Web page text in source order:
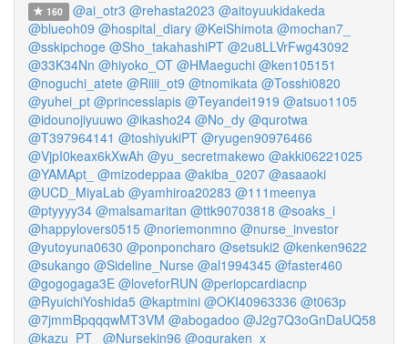
160 @ai_otr3 @rehasta2023 @aitoyuukidakeda
@blueoh09 @hospital_diary @KeiShimota @mochan7_
@sskipchoge @Sho_takahashiPT @2u8LLVrFwg43092
@33K34Nn @hiyoko_OT @HMaeguchi @ken105151
@noguchi_atete @Riiii_ot9 @tnomikata @Tosshi0820
@yuhei_pt @princesslapis @Teyandei1919 @atsuo1105
@idounojiyuuwo @ikasho24 @No_dy @qurotwa
@T397964141 @toshiyukiPT @ryugen90976466
@VjpI0keax6kXwAh @yu_secretmakewo @akki06221025
@YAMApt_ @mizodeppaa @akiba_0207 @asaaoki
@UCD_MiyaLab @yamhiroa20283 @111meenya
@ptyyyy34 @malsamaritan @ttk90703818 @soaks_i
@happylovers0515 @noriemonmno @nurse_investor
@yutoyuna0630 @ponponcharo @setsuki2 @kenken9622
@sukango @Sideline_Nurse @al1994345 @faster460
@gogogaga3E @loveforRUN @periopcardiacnp
@RyuichiYoshida5 @kaptmini @OKI40963336 @t063p
@7jmmBpqqqwMT3VM @abogadoo @J2g7Q3oGnDaUQ58
@kazu_PT_ @Nursekin96 @oguraken_x